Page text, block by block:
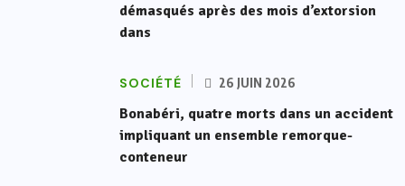
démasqués après des mois d’extorsion
dans
SOCIÉTÉ 26 JUIN 2026
Bonabéri, quatre morts dans un accident
impliquant un ensemble remorque-
conteneur